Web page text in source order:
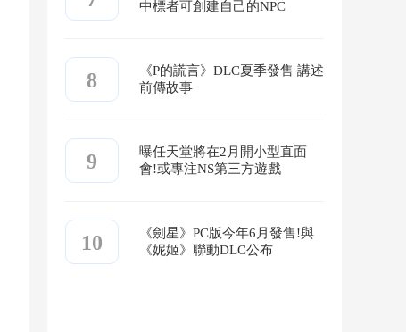
中標者可創建自己的NPC
8
《P的謊言》DLC夏季發售 講述
前傳故事
9
曝任天堂將在2月開小型直面
會!或專注NS第三方遊戲
10
《劍星》PC版今年6月發售!與
《妮姬》聯動DLC公布